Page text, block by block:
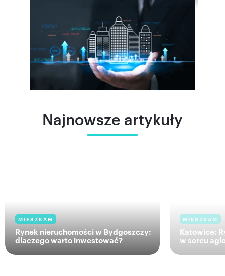
Najnowsze artykuły
MIESZKAM
Rynek nieruchomości w Bydgoszczy:
dlaczego warto inwestować?
MIESZKAM
Katowice:
w sercu